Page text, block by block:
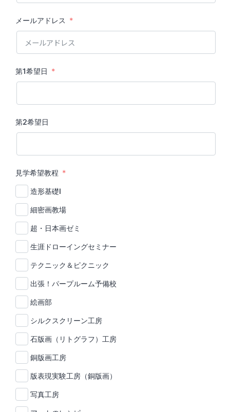
メールアドレス
第1希望日
第2希望日
見学希望教程
造形基礎Ⅰ
細密画教場
超・日本画ゼミ
生涯ドローイングセミナー
テクニック＆ピクニック
出張！パープルーム予備校
絵画部
シルクスクリーン工房
石版画（リトグラフ）工房
銅版画工房
版表現実験工房（銅版画）
写真工房